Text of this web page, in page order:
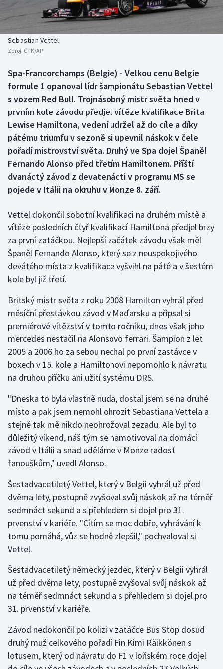
Baseball a softbal
Biatlon
Boby a skeleton
Box
Curling
Dostihy
Florbal
Golf
Gymnastika
Házená
Jezdectví
Judo
Krasobruslení
Lezení
Moderní pětiboj
Motorsport
Olympijské hry
Parasport
Plavání
Plážový volejbal
Rychlobruslení
Rychlostní kanoistika
Short track
Sportovní střelba
Historické návraty
Aplikace ČT sport
AZ kvíz
Sebastian Vettel
Zdroj: ČTK/AP
Spa-Francorchamps (Belgie) - Velkou cenu Belgie
formule 1 opanoval lídr šampionátu Sebastian Vettel
s vozem Red Bull. Trojnásobný mistr světa hned v
prvním kole závodu předjel vítěze kvalifikace Brita
Lewise Hamiltona, vedení udržel až do cíle a díky
pátému triumfu v sezoně si upevnil náskok v čele
pořadí mistrovství světa. Druhý ve Spa dojel Španěl
Fernando Alonso před třetím Hamiltonem. Příští
dvanáctý závod z devatenácti v programu MS se
pojede v Itálii na okruhu v Monze 8. září.
Vettel dokončil sobotní kvalifikaci na druhém místě a
vítěze posledních čtyř kvalifikací Hamiltona předjel brzy
za první zatáčkou. Nejlepší začátek závodu však měl
Španěl Fernando Alonso, který se z neuspokojivého
devátého místa z kvalifikace vyšvihl na páté a v šestém
kole byl již třetí.
Britský mistr světa z roku 2008 Hamilton vyhrál před
měsíční přestávkou závod v Maďarsku a připsal si
premiérové vítězství v tomto ročníku, dnes však jeho
mercedes nestačil na Alonsovo ferrari. Šampion z let
2005 a 2006 ho za sebou nechal po první zastávce v
boxech v 15. kole a Hamiltonovi nepomohlo k návratu
na druhou příčku ani užití systému DRS.
"Dneska to byla vlastně nuda, dostal jsem se na druhé
místo a pak jsem nemohl ohrozit Sebastiana Vettela a
stejně tak mě nikdo neohrožoval zezadu. Ale byl to
důležitý víkend, náš tým se namotivoval na domácí
závod v Itálii a snad uděláme v Monze radost
fanouškům," uvedl Alonso.
Šestadvacetiletý Vettel, který v Belgii vyhrál už před
dvěma lety, postupně zvyšoval svůj náskok až na téměř
sedmnáct sekund a s přehledem si dojel pro 31.
prvenství v kariéře. "Cítím se moc dobře, vyhrávání k
tomu pomáhá, vůz se hodně zlepšil," pochvaloval si
Vettel.
Šestadvacetiletý německý jezdec, který v Belgii vyhrál
už před dvěma lety, postupně zvyšoval svůj náskok až
na téměř sedmnáct sekund a s přehledem si dojel pro
31. prvenství v kariéře.
Závod nedokončil po kolizi v zatáčce Bus Stop dosud
druhý muž celkového pořadí Fin Kimi Räikkönen s
lotusem, který od návratu do F1 v loňském roce dojel